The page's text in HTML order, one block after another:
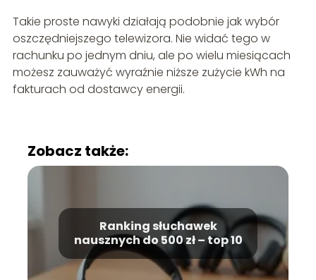
Takie proste nawyki działają podobnie jak wybór
oszczędniejszego telewizora. Nie widać tego w
rachunku po jednym dniu, ale po wielu miesiącach
możesz zauważyć wyraźnie niższe zużycie kWh na
fakturach od dostawcy energii.
Zobacz także:
Ranking słuchawek
nausznych do 500 zł – top 10